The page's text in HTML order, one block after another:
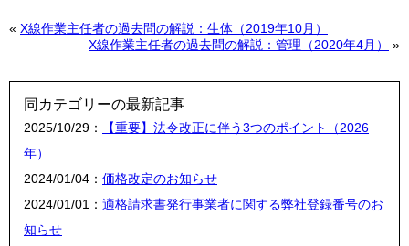
« X線作業主任者の過去問の解説：生体（2019年10月）
X線作業主任者の過去問の解説：管理（2020年4月）
»
同カテゴリーの最新記事
2025/10/29：
【重要】法令改正に伴う3つのポイント（2026
年）
2024/01/04： 価格改定のお知らせ
2024/01/01： 適格請求書発行事業者に関する弊社登録番号のお
知らせ